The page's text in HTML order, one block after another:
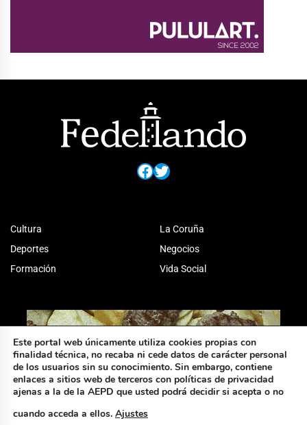
Facebook
Twitter
Cultura
Deportes
Formación
La Coruña
Negocios
Vida Social
Este portal web únicamente utiliza cookies propias con
finalidad técnica, no recaba ni cede datos de carácter personal
de los usuarios sin su conocimiento. Sin embargo, contiene
enlaces a sitios web de terceros con políticas de privacidad
ajenas a la de la AEPD que usted podrá decidir si acepta o no
cuando acceda a ellos. Ajustes